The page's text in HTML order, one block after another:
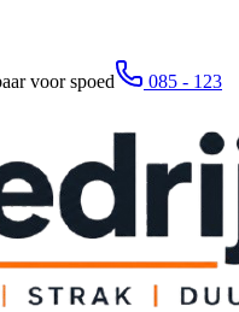
voor spoed
085 - 123